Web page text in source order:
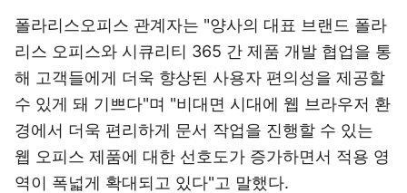
폴라리스오피스 관계자는 "양사의 대표 브랜드 폴라
리스 오피스와 시큐리티 365 간 제품 개발 협업을 통
해 고객들에게 더욱 향상된 사용자 편의성을 제공할
수 있게 돼 기쁘다"며 "비대면 시대에 웹 브라우저 환
경에서 더욱 편리하게 문서 작업을 진행할 수 있는
웹 오피스 제품에 대한 선호도가 증가하면서 적용 영
역이 폭넓게 확대되고 있다"고 말했다.